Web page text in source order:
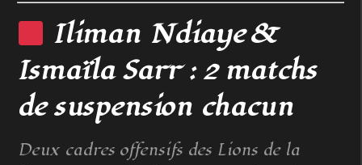
Iliman Ndiaye &
Ismaïla Sarr : 2 matchs
de suspension chacun
Deux cadres offensifs des Lions de la